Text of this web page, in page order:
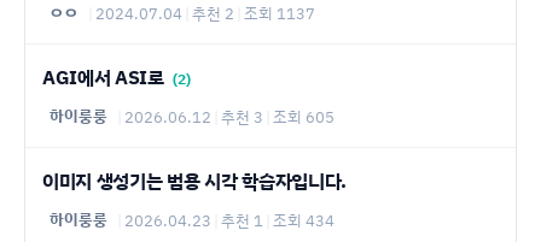
ㅇㅇ 2024.07.04 추천 2 조회 1137
AGI에서 ASI로 (2)
하이룽룽 2026.06.12 추천 3 조회 605
이미지 생성기는 범용 시각 학습자입니다.
하이룽룽 2026.04.23 추천 1 조회 434